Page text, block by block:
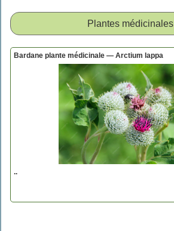
Plantes médicinales
Bardane plante médicinale — Arctium lappa
..